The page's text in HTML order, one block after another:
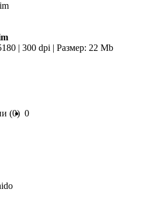
| 300 dpi | Размер: 22 Mb
(0) 0